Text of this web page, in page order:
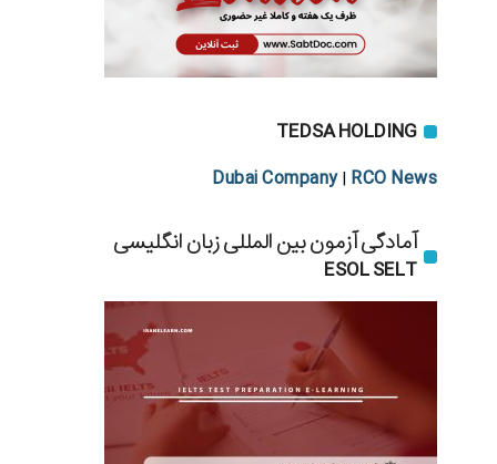
TEDSA HOLDING
Dubai Company| RCO News
آمادگی آزمون بین المللی زبان انگلیسی
ESOL SELT